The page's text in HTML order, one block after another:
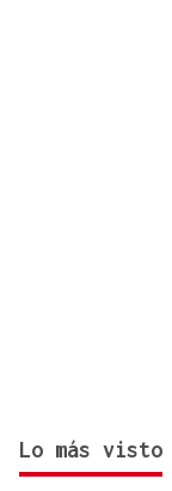
Lo más visto